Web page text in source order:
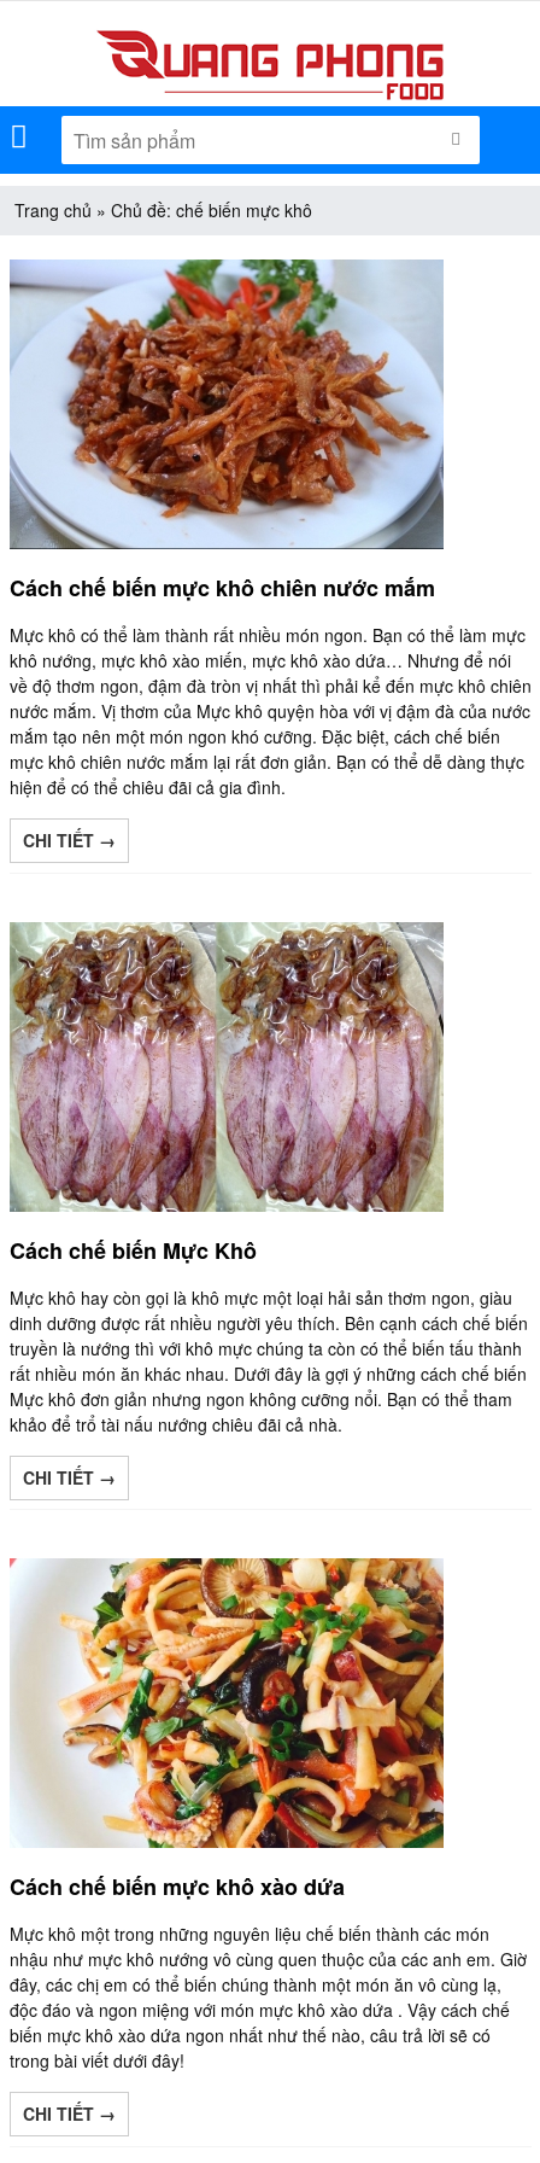
TÌM KIẾM
Trang chủ » Chủ đề: chế biến mực khô
Cách chế biến mực khô chiên nước mắm
Mực khô có thể làm thành rất nhiều món ngon. Bạn có thể làm mực
khô nướng, mực khô xào miến, mực khô xào dứa… Nhưng để nói
về độ thơm ngon, đậm đà tròn vị nhất thì phải kể đến mực khô chiên
nước mắm. Vị thơm của Mực khô quyện hòa với vị đậm đà của nước
mắm tạo nên một món ngon khó cưỡng. Đặc biệt, cách chế biến
mực khô chiên nước mắm lại rất đơn giản. Bạn có thể dễ dàng thực
hiện để có thể chiêu đãi cả gia đình.
CHI TIẾT →
Cách chế biến Mực Khô
Mực khô hay còn gọi là khô mực một loại hải sản thơm ngon, giàu
dinh dưỡng được rất nhiều người yêu thích. Bên cạnh cách chế biến
truyền là nướng thì với khô mực chúng ta còn có thể biến tấu thành
rất nhiều món ăn khác nhau. Dưới đây là gợi ý những cách chế biến
Mực khô đơn giản nhưng ngon không cưỡng nổi. Bạn có thể tham
khảo để trổ tài nấu nướng chiêu đãi cả nhà.
CHI TIẾT →
Cách chế biến mực khô xào dứa
Mực khô một trong những nguyên liệu chế biến thành các món
nhậu như mực khô nướng vô cùng quen thuộc của các anh em. Giờ
đây, các chị em có thể biến chúng thành một món ăn vô cùng lạ,
độc đáo và ngon miệng với món mực khô xào dứa . Vậy cách chế
biến mực khô xào dứa ngon nhất như thế nào, câu trả lời sẽ có
trong bài viết dưới đây!
CHI TIẾT →